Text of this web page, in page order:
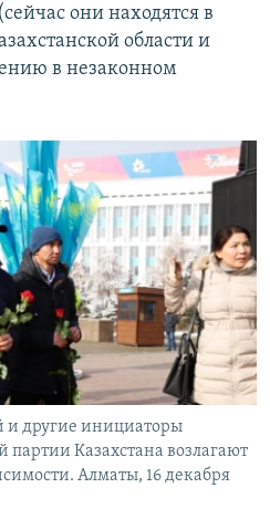
они находятся в
области и
в незаконном
и другие инициаторы
партии Казахстана возлагают
Алматы, 16 декабря